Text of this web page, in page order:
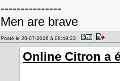
---------------
Men are brave
Posté le 26-07-2026 à 08:48:23
Online Citron a